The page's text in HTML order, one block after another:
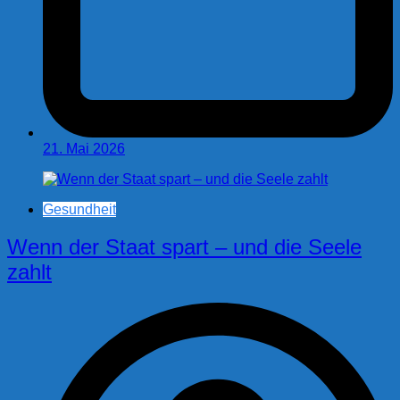
21. Mai 2026
Gesundheit
Wenn der Staat spart – und die Seele
zahlt